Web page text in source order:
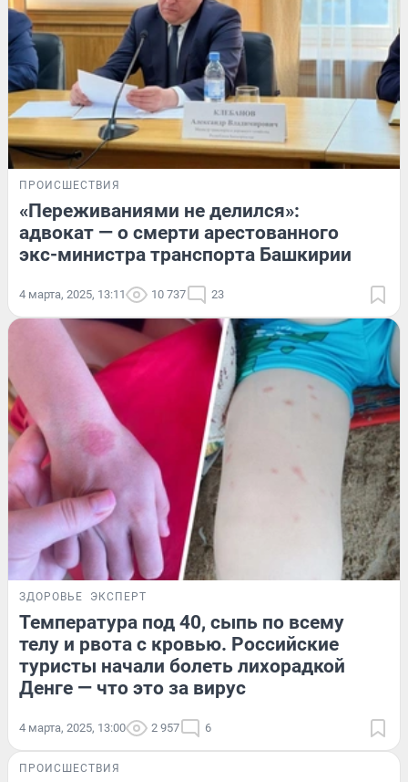
ПРОИСШЕСТВИЯ
«Переживаниями не делился»:
адвокат — о смерти арестованного
экс-министра транспорта Башкирии
4 марта, 2025, 13:11 10 737 23
ЗДОРОВЬЕ ЭКСПЕРТ
Температура под 40, сыпь по всему
телу и рвота с кровью. Российские
туристы начали болеть лихорадкой
Денге — что это за вирус
4 марта, 2025, 13:00 2 957 6
ПРОИСШЕСТВИЯ